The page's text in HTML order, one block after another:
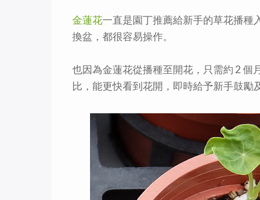
金蓮花一直是園丁推薦給新手的草花播種
換盆，都很容易操作。
也因為金蓮花從播種至開花，只需約 2 個
比，能更快看到花開，即時給予新手鼓勵